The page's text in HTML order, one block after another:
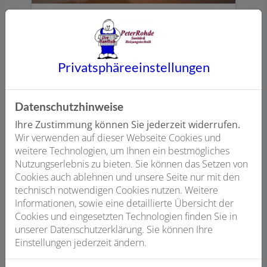
Regenerativ heizen
Verbinden Sie wohlige Wärme mit dem
Schutz unseres Klimas. Durch
Wärmepumpen, Solarthermie oder das
Heizen mit dem nachwachsenden
Rohstoff Holz.
Weiterlesen
Privatsphäre­einstellungen
Datenschutzhinweise
Ihre Zustimmung können Sie jederzeit widerrufen.
Wir verwenden auf dieser Webseite Cookies und
weitere Technologien, um Ihnen ein bestmögliches
Nutzungserlebnis zu bieten. Sie können das Setzen von
Cookies auch ablehnen und unsere Seite nur mit den
technisch notwendigen Cookies nutzen. Weitere
Informationen, sowie eine detaillierte Übersicht der
Cookies und eingesetzten Technologien finden Sie in
unserer Datenschutzerklärung. Sie können Ihre
Einstellungen jederzeit ändern.